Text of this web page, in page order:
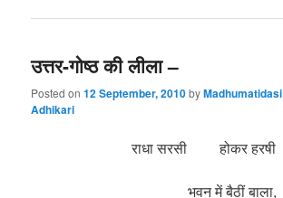
उत्तर-गोष्ठ की लीला –
Posted on12 September, 2010byMadhumatidasi
Adhikari
राधा सरसी होकर हरषी
भवन में बैठीं बाला,